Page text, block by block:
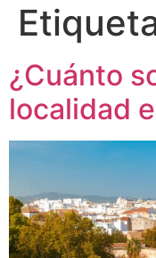
¿Cuánto
localidad